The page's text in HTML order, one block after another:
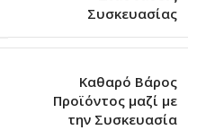
Συσκευασίας
Καθαρό Βάρος
Προϊόντος μαζί με
την Συσκευασία